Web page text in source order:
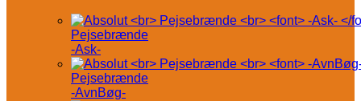
Pejsebrænde
-Ask-
Pejsebrænde
-AvnBøg-